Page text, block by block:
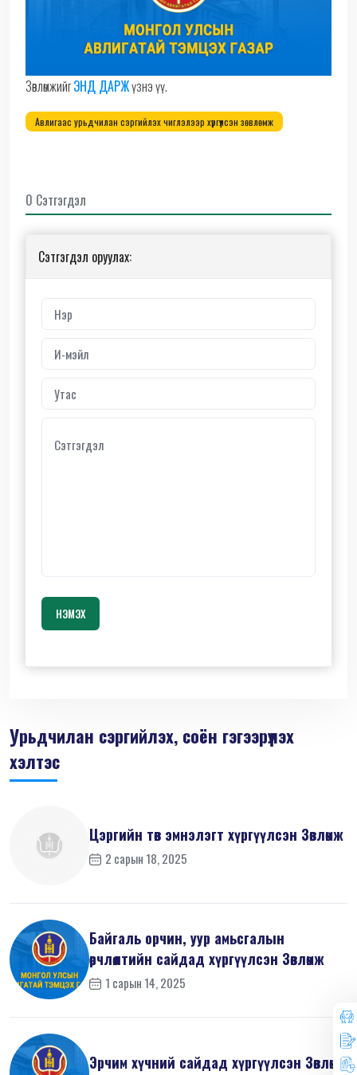
ЗөвлөмжийгЭНД ДАРЖүзнэ үү.
Авлигаас урьдчилан сэргийлэх чиглэлээр хүргүүлсэн зөвлөмж
0 Сэтгэгдэл
Сэтгэгдэл оруулах:
Урьдчилан сэргийлэх, соён гэгээрүүлэх
хэлтэс
Цэргийн төв эмнэлэгт хүргүүлсэн Зөвлөмж
2 сарын 18, 2025
Байгаль орчин, уур амьсгалын
өөрчлөлтийн сайдад хүргүүлсэн Зөвлөмж
1 сарын 14, 2025
Эрчим хүчний сайдад хүргүүлсэн Зөвлөмж